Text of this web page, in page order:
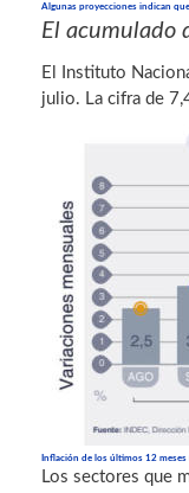
Algunas proyecciones indican
El acumulado
El Instituto
julio. La cifra de
Inflación de los últimos 12
Los sectores que